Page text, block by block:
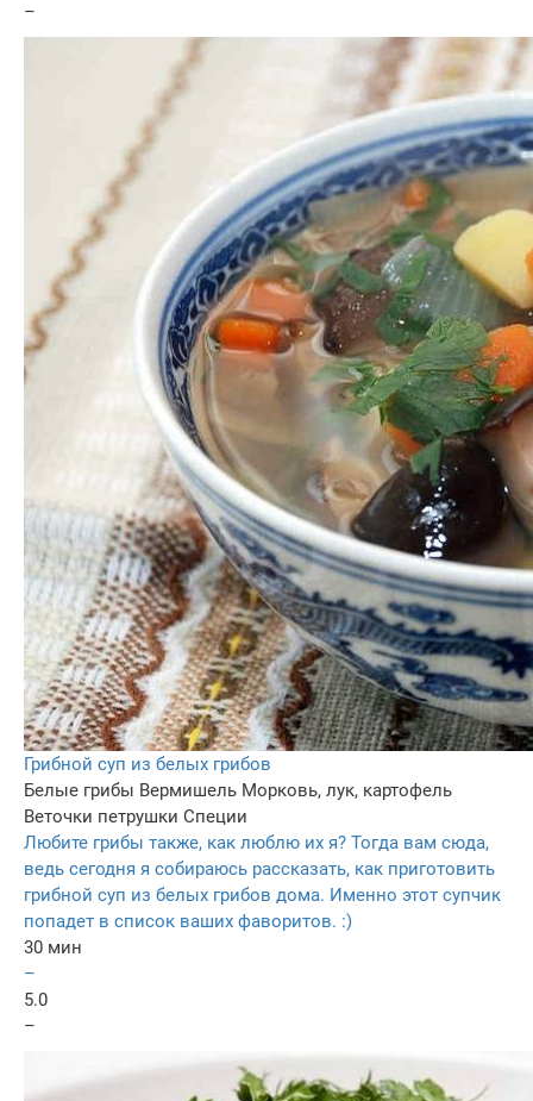
–
Грибной суп из белых грибов
Белые грибы Вермишель Морковь, лук, картофель
Веточки петрушки Специи
Любите грибы также, как люблю их я? Тогда вам сюда,
ведь сегодня я собираюсь рассказать, как приготовить
грибной суп из белых грибов дома. Именно этот супчик
попадет в список ваших фаворитов. :)
30 мин
–
5.0
–